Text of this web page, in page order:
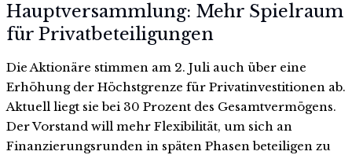
Hauptversammlung: Mehr Spielraum
für Privatbeteiligungen
Die Aktionäre stimmen am 2. Juli auch über eine
Erhöhung der Höchstgrenze für Privatinvestitionen ab.
Aktuell liegt sie bei 30 Prozent des Gesamtvermögens.
Der Vorstand will mehr Flexibilität, um sich an
Finanzierungsrunden in späten Phasen beteiligen zu